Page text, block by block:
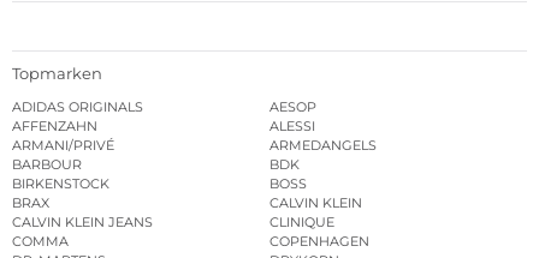
Topmarken
ADIDAS ORIGINALS
AESOP
AFFENZAHN
ALESSI
ARMANI/PRIVÉ
ARMEDANGELS
BARBOUR
BDK
BIRKENSTOCK
BOSS
BRAX
CALVIN KLEIN
CALVIN KLEIN JEANS
CLINIQUE
COMMA
COPENHAGEN